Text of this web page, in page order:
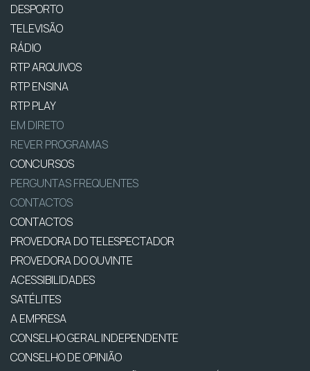
DESPORTO
TELEVISÃO
RÁDIO
RTP ARQUIVOS
RTP ENSINA
RTP PLAY
EM DIRETO
REVER PROGRAMAS
CONCURSOS
PERGUNTAS FREQUENTES
CONTACTOS
CONTACTOS
PROVEDORA DO TELESPECTADOR
PROVEDORA DO OUVINTE
ACESSIBILIDADES
SATÉLITES
A EMPRESA
CONSELHO GERAL INDEPENDENTE
CONSELHO DE OPINIÃO